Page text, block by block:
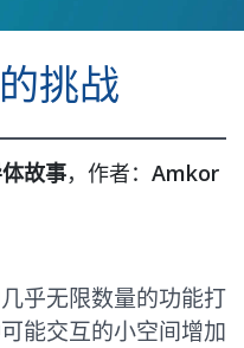
挑战
故事，作者： Amkor
乎无限数量的功能打
能交互的小空间增加